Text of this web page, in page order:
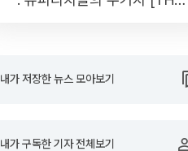
내가 저장한 뉴스 모아보기
내가 구독한 기자 전체보기